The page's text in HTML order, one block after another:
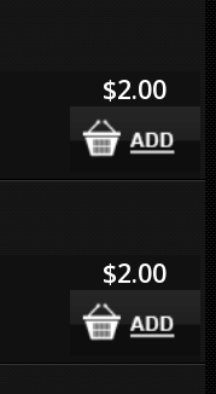
$2.00
$2.00